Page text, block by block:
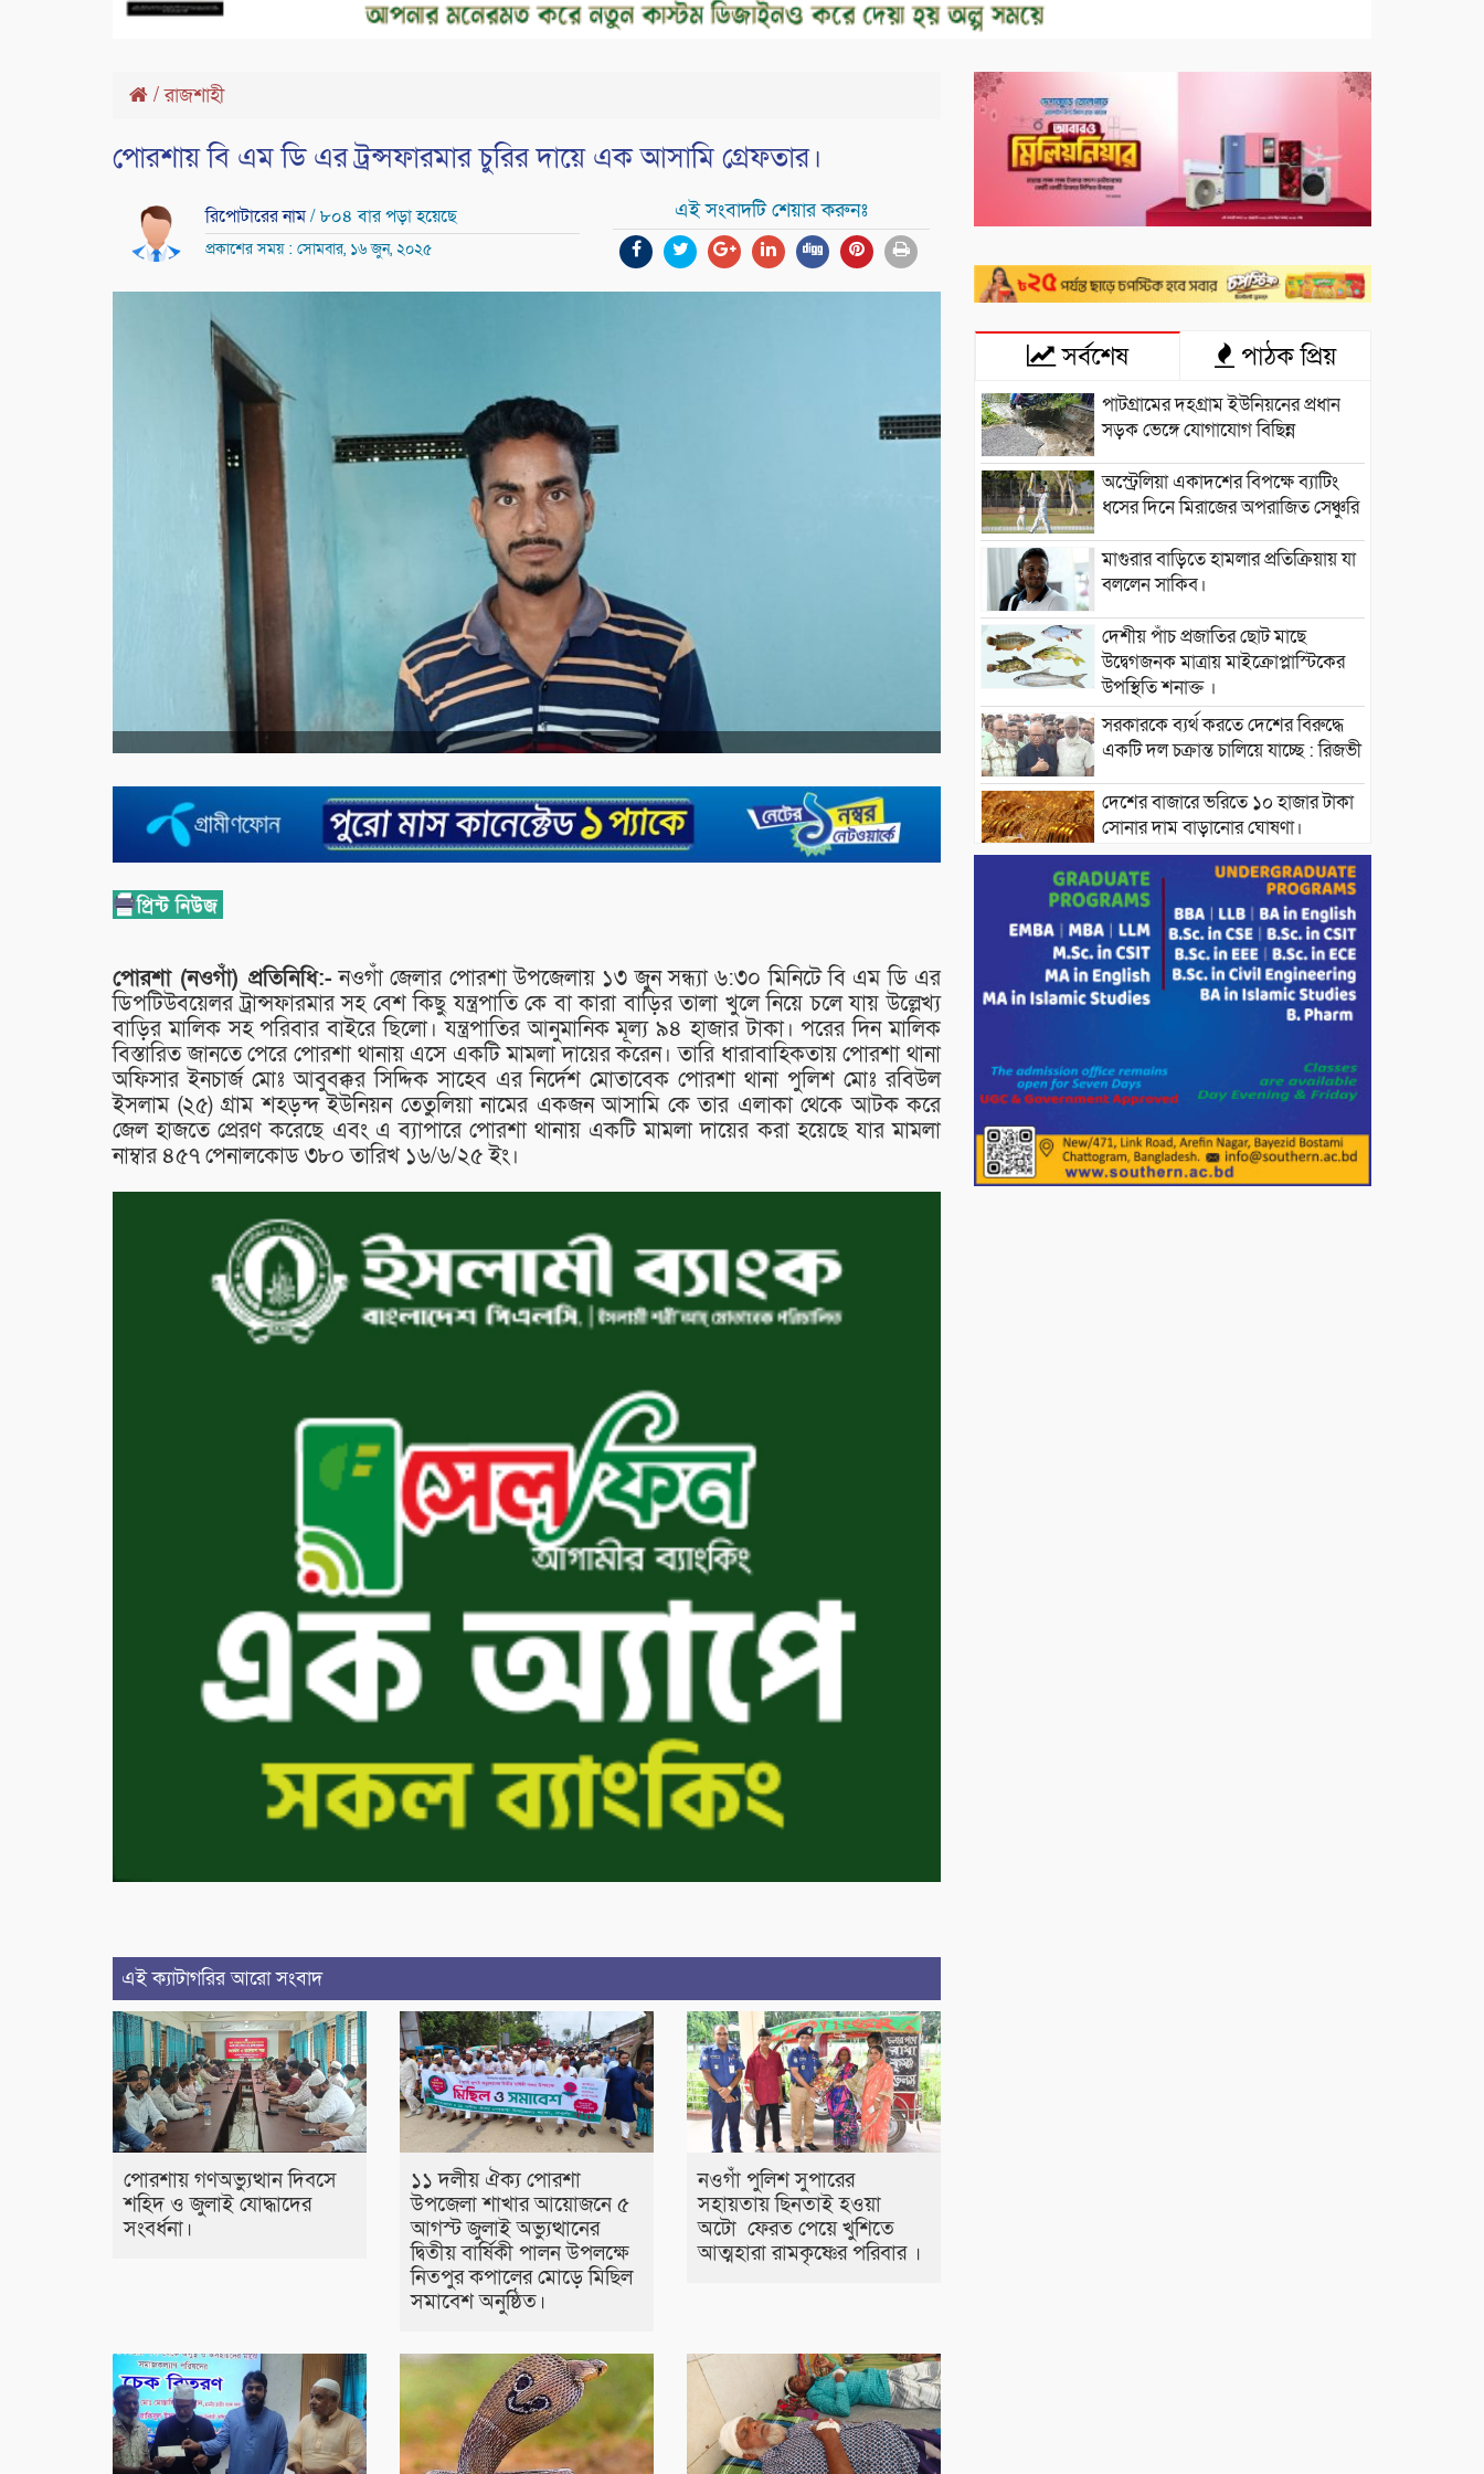
/রাজশাহী
পোরশায় বি এম ডি এর ট্রন্সফারমার চুরির দায়ে এক আসামি গ্রেফতার।
রিপোটারের নাম/ ৮০৪ বার পড়া হয়েছে
প্রকাশের সময় : সোমবার, ১৬ জুন, ২০২৫
এই সংবাদটি শেয়ার করুনঃ
পোরশা (নওগাঁ) প্রতিনিধি:-নওগাঁ জেলার পোরশা উপজেলায় ১৩ জুন সন্ধ্যা ৬:৩০ মিনিটে বি এম ডি এর
ডিপটিউবয়েলর ট্রান্সফারমার সহ বেশ কিছু যন্ত্রপাতি কে বা কারা বাড়ির তালা খুলে নিয়ে চলে যায় উল্লেখ্য
বাড়ির মালিক সহ পরিবার বাইরে ছিলো। যন্ত্রপাতির আনুমানিক মূল্য ৯৪ হাজার টাকা। পরের দিন মালিক
বিস্তারিত জানতে পেরে পোরশা থানায় এসে একটি মামলা দায়ের করেন। তারি ধারাবাহিকতায় পোরশা থানা
অফিসার ইনচার্জ মোঃ আবুবক্কর সিদ্দিক সাহেব এর নির্দেশ মোতাবেক পোরশা থানা পুলিশ মোঃ রবিউল
ইসলাম (২৫) গ্রাম শহড়ন্দ ইউনিয়ন তেতুলিয়া নামের একজন আসামি কে তার এলাকা থেকে আটক করে
জেল হাজতে প্রেরণ করেছে এবং এ ব্যাপারে পোরশা থানায় একটি মামলা দায়ের করা হয়েছে যার মামলা
নাম্বার ৪৫৭ পেনালকোড ৩৮০ তারিখ ১৬/৬/২৫ ইং।
এই ক্যাটাগরির আরো সংবাদ
পোরশায় গণঅভ্যুত্থান দিবসে
শহিদ ও জুলাই যোদ্ধাদের
সংবর্ধনা।
১১ দলীয় ঐক্য পোরশা
উপজেলা শাখার আয়োজনে ৫
আগস্ট জুলাই অভ্যুত্থানের
দ্বিতীয় বার্ষিকী পালন উপলক্ষে
নিতপুর কপালের মোড়ে মিছিল
সমাবেশ অনুষ্ঠিত।
নওগাঁ পুলিশ সুপারের
সহায়তায় ছিনতাই হওয়া
অটো ফেরত পেয়ে খুশিতে
আত্মহারা রামকৃষ্ণের পরিবার ।
সর্বশেষ পাঠক প্রিয়
পাটগ্রামের দহগ্রাম ইউনিয়নের প্রধান
সড়ক ভেঙ্গে যোগাযোগ বিছিন্ন
অস্ট্রেলিয়া একাদশের বিপক্ষে ব্যাটিং
ধসের দিনে মিরাজের অপরাজিত সেঞ্চুরি
মাগুরার বাড়িতে হামলার প্রতিক্রিয়ায় যা
বললেন সাকিব।
দেশীয় পাঁচ প্রজাতির ছোট মাছে
উদ্বেগজনক মাত্রায় মাইক্রোপ্লাস্টিকের
উপস্থিতি শনাক্ত ।
সরকারকে ব্যর্থ করতে দেশের বিরুদ্ধে
একটি দল চক্রান্ত চালিয়ে যাচ্ছে : রিজভী
দেশের বাজারে ভরিতে ১০ হাজার টাকা
সোনার দাম বাড়ানোর ঘোষণা।
ভারপ্রাপ্ত রাষ্ট্রপতি হাফিজ উদ্দিন
আহমদের সাথে এইচটি বাংলা অনলাইন
পোর্টাল ও আইপি টিভির সম্পাদক মোঃ
ইসমাইল হোসেনের সৌজন্য সাক্ষাৎ।
পাটগ্রামে জুলাই অভ্যুত্থান দিবস
উপলক্ষে ১১দলীয় গণ মিছিল ও গণ
পোরশায় গণঅভ্যুত্থান দিবসে শহিদ ও
জুলাই যোদ্ধাদের সংবর্ধনা।
১১ দলীয় ঐক্য পোরশা উপজেলা শাখার
আয়োজনে ৫ আগস্ট জুলাই অভ্যুত্থানের